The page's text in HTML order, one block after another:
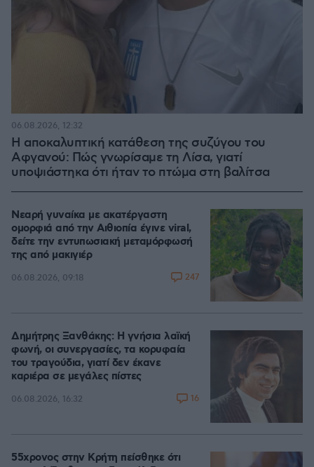
Η αποκαλυπτική κατάθεση της συζύγου του
Αφγανού: Πώς γνωρίσαμε τη Λίσα, γιατί
υποψιάστηκα ότι ήταν το πτώμα στη βαλίτσα
06.08.2026, 12:32
Νεαρή γυναίκα με ακατέργαστη
ομορφιά από την Αιθιοπία έγινε viral,
δείτε την εντυπωσιακή μεταμόρφωσή
της από μακιγιέρ
06.08.2026, 09:18 247
Δημήτρης Ξανθάκης: Η γνήσια λαϊκή
φωνή, οι συνεργασίες, τα κορυφαία
του τραγούδια, γιατί δεν έκανε
καριέρα σε μεγάλες πίστες
06.08.2026, 16:32 16
55χρονος στην Κρήτη πείσθηκε ότι